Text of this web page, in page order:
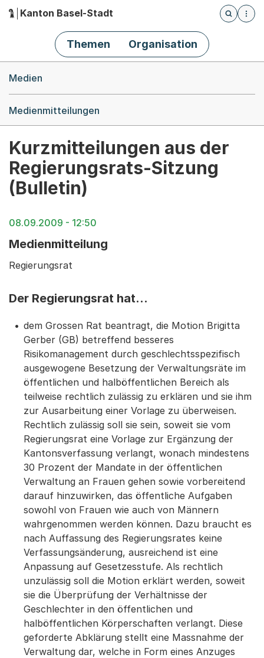
Hauptnavigation
Kanton Basel-Stadt
Öffnet
Themen Organisation
Medien
Medienmitteilungen
Kurzmitteilungen aus der
Regierungsrats-Sitzung
(Bulletin)
08.09.2009 - 12:50
Medienmitteilung
Regierungsrat
Der Regierungsrat hat...
dem Grossen Rat beantragt, die Motion Brigitta
Gerber (GB) betreffend besseres
Risikomanagement durch geschlechtsspezifisch
ausgewogene Besetzung der Verwaltungsräte im
öffentlichen und halböffentlichen Bereich als
teilweise rechtlich zulässig zu erklären und sie ihm
zur Ausarbeitung einer Vorlage zu überweisen.
Rechtlich zulässig soll sie sein, soweit sie vom
Regierungsrat eine Vorlage zur Ergänzung der
Kantonsverfassung verlangt, wonach mindestens
30 Prozent der Mandate in der öffentlichen
Verwaltung an Frauen gehen sowie vorbereitend
darauf hinzuwirken, das öffentliche Aufgaben
sowohl von Frauen wie auch von Männern
wahrgenommen werden können. Dazu braucht es
nach Auffassung des Regierungsrates keine
Verfassungsänderung, ausreichend ist eine
Anpassung auf Gesetzesstufe. Als rechtlich
unzulässig soll die Motion erklärt werden, soweit
sie die Überprüfung der Verhältnisse der
Geschlechter in den öffentlichen und
halböffentlichen Körperschaften verlangt. Diese
geforderte Abklärung stellt eine Massnahme der
Verwaltung dar, welche in Form eines Anzuges